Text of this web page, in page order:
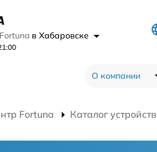
в Хабаровске
О компании
Fortuna Каталог устройств